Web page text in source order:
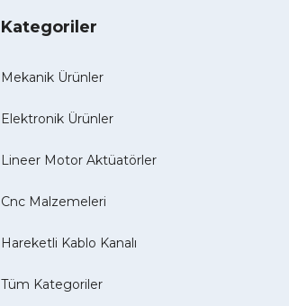
Kategoriler
Mekanik Ürünler
Elektronik Ürünler
Lineer Motor Aktüatörler
Cnc Malzemeleri
Hareketli Kablo Kanalı
Tüm Kategoriler